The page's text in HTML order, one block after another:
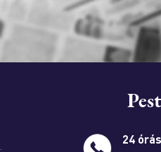
24